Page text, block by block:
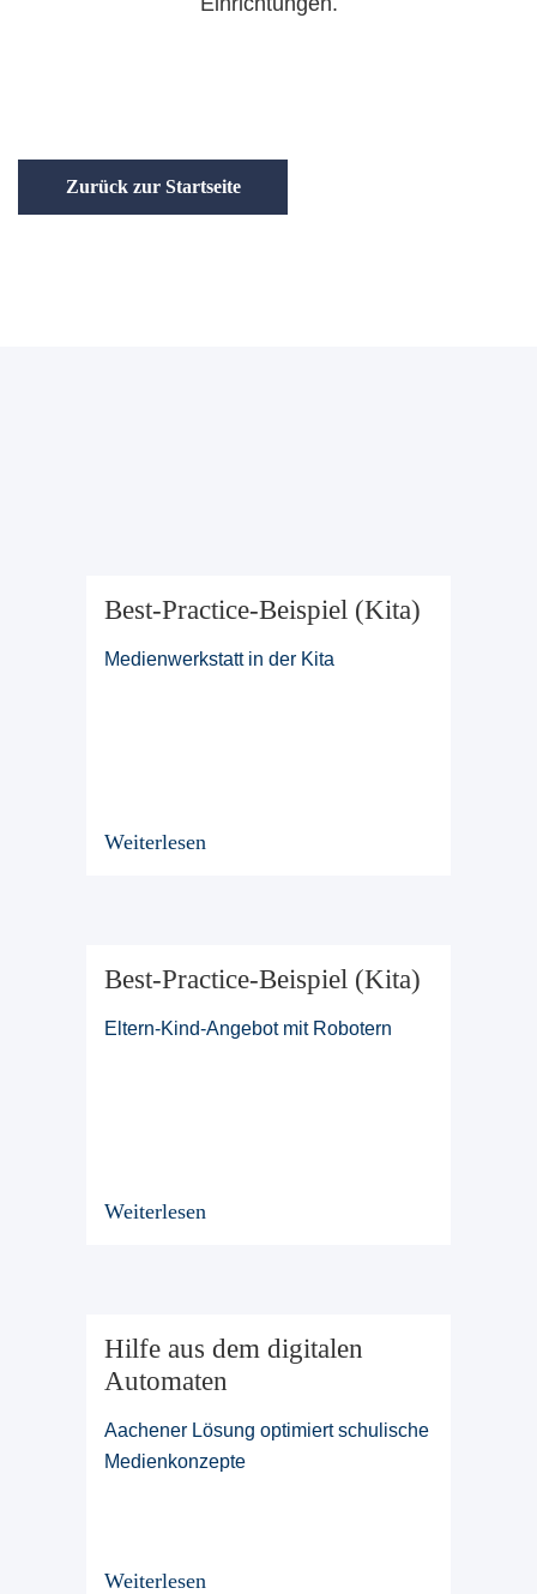
Zurück zur Startseite
Best-Practice-Beispiel (Kita)
Medienwerkstatt in der Kita
Weiterlesen
Best-Practice-Beispiel (Kita)
Eltern-Kind-Angebot mit Robotern
Weiterlesen
Hilfe aus dem digitalen
Automaten
Aachener Lösung optimiert schulische
Medienkonzepte
Weiterlesen